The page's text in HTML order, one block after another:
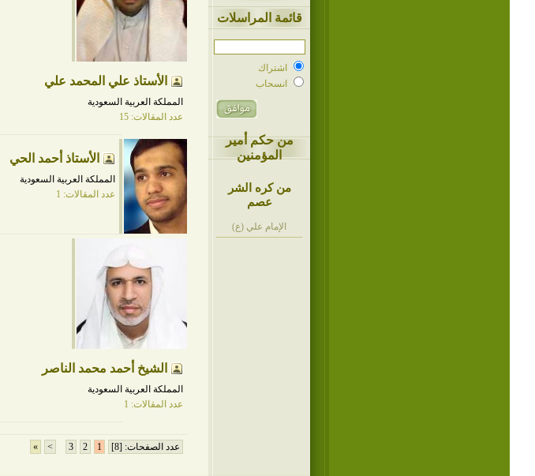
قائمة المراسلات
اشتراك
انسحاب
من حكم أمير
المؤمنين
من كره الشر
عصم
الإمام علي (ع)
الأستاذ علي المحمد علي
المملكة العربية السعودية
عدد المقالات: 15
الأستاذ أحمد الحي
المملكة العربية السعودية
عدد المقالات: 1
الشيخ أحمد محمد الناصر
المملكة العربية السعودية
عدد المقالات: 1
عدد الصفحات: [8] 1
2
3
>
»